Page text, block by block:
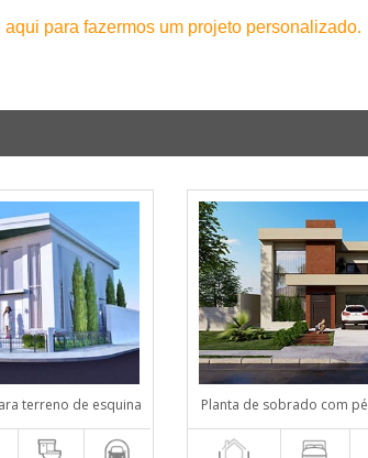
para fazermos um projeto personalizado.
terreno de esquina Planta de sobrado com